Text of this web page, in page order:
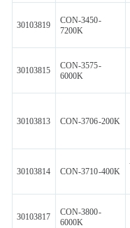
30103819
CON-3450-
7200K
30103815
CON-3575-
6000K
30103813 CON-3706-200K
30103814 CON-3710-400K
30103817
CON-3800-
6000K